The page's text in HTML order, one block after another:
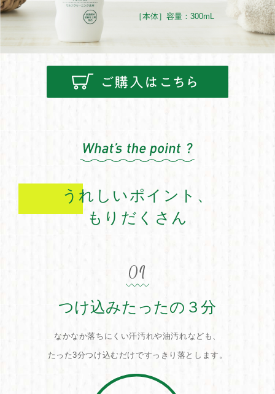
［本体］容量：300mL
うれしいポイント、
もりだくさん
つけ込みたったの３分
なかなか落ちにくい汗汚れや油汚れなども、
たった3分つけ込むだけですっきり落とします。